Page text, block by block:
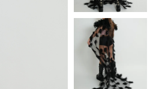
הַמְּסַיַּעַת
לִנְגִישׁוּת
לִפְתִיחַת
הֵנְּגִישׁוּת
לְחַץ